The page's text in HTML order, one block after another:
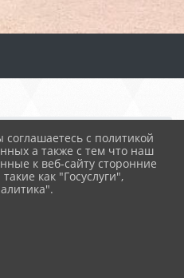
Новости
с политикой
а также с тем что наш
к веб-сайту сторонние
как "Госуслуги",